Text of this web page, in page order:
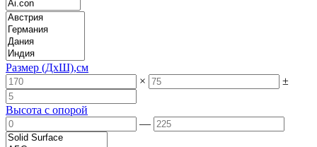
Размер (ДхШ),см
×
±
Высота с опорой
—